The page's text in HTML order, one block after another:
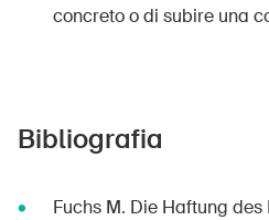
concreto o di subire una
Bibliografia
Fuchs M. Die Haftung